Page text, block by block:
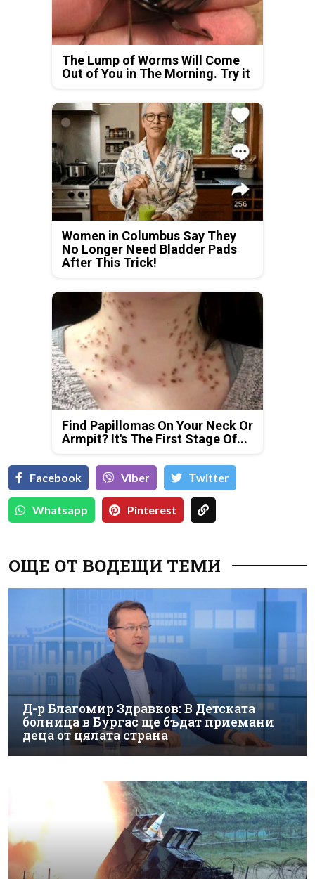
The Lump of Worms Will Come
Out of You in The Morning. Try it
Women in Columbus Say They
No Longer Need Bladder Pads
After This Trick!
Find Papillomas On Your Neck Or
Armpit? It's The First Stage Of...
Facebook Viber Тwitter
Whatsapp Pinterest
ОЩЕ ОТ ВОДЕЩИ ТЕМИ
Д-р Благомир Здравков: В Детската
болница в Бургас ще бъдат приемани
деца от цялата страна